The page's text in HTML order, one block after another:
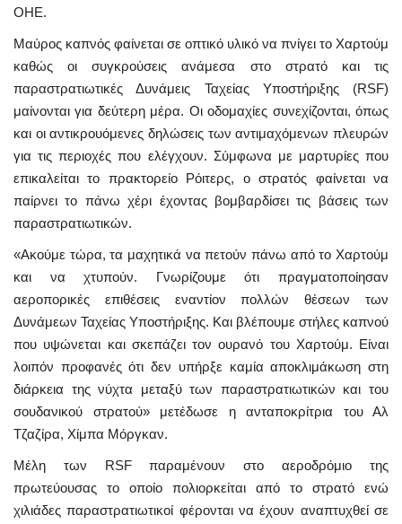
ΟΗΕ.
Μαύρος καπνός φαίνεται σε οπτικό υλικό να πνίγει το Χαρτούμ
καθώς οι συγκρούσεις ανάμεσα στο στρατό και τις
παραστρατιωτικές Δυνάμεις Ταχείας Υποστήριξης (RSF)
μαίνονται για δεύτερη μέρα. Οι οδομαχίες συνεχίζονται, όπως
και οι αντικρουόμενες δηλώσεις των αντιμαχόμενων πλευρών
για τις περιοχές που ελέγχουν. Σύμφωνα με μαρτυρίες που
επικαλείται το πρακτορείο Ρόιτερς, ο στρατός φαίνεται να
παίρνει το πάνω χέρι έχοντας βομβαρδίσει τις βάσεις των
παραστρατιωτικών.
«Ακούμε τώρα, τα μαχητικά να πετούν πάνω από το Χαρτούμ
και να χτυπούν. Γνωρίζουμε ότι πραγματοποίησαν
αεροπορικές επιθέσεις εναντίον πολλών θέσεων των
Δυνάμεων Ταχείας Υποστήριξης. Και βλέπουμε στήλες καπνού
που υψώνεται και σκεπάζει τον ουρανό του Χαρτούμ. Είναι
λοιπόν προφανές ότι δεν υπήρξε καμία αποκλιμάκωση στη
διάρκεια της νύχτα μεταξύ των παραστρατιωτικών και του
σουδανικού στρατού» μετέδωσε η ανταποκρίτρια του Αλ
Τζαζίρα, Χίμπα Μόργκαν.
Μέλη των RSF παραμένουν στο αεροδρόμιο της
πρωτεύουσας το οποίο πολιορκείται από το στρατό ενώ
χιλιάδες παραστρατιωτικοί φέρονται να έχουν αναπτυχθεί σε